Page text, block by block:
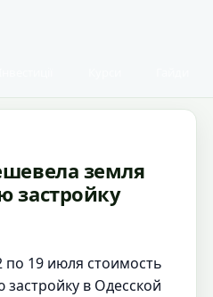
земля
застройку
по 19 июля стоимость
в Одесской